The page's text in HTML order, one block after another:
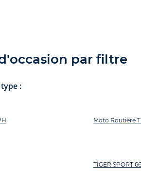
par filtre
:
Moto Routière
TIGER SPORT